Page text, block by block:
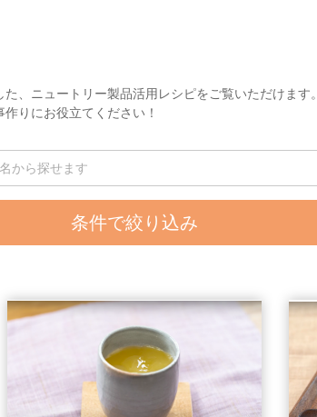
、ニュートリー製品活用レシピをご覧いただけます。
りにお役立てください！
条件で絞り込み